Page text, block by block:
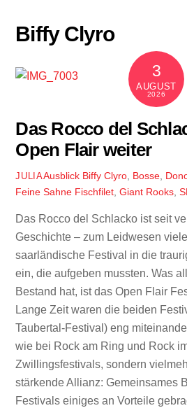
Biffy Clyro
3
AUGUST
2026
Das Rocco del
Open Flair weiter
JULIAAusblick Biffy Clyro, Bosse,
Feine Sahne Fischfilet ,Giant Rooks ,
Das Rocco del Schlacko ist seit
Geschichte – zum Leidwesen
saarländische Festival in die
ein, die aufgeben mussten. Was
Bestand hat, ist das Open Flair
Lange Zeit waren die beiden
Taubertal-Festival) eng
wie bei Rock am Ring und Rock
Zwillingsfestivals, sondern
stärkende Allianz: Gemeinsames
Festivals einiges an Vorteile